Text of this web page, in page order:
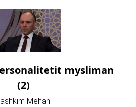
mysliman
(2)
Mehani